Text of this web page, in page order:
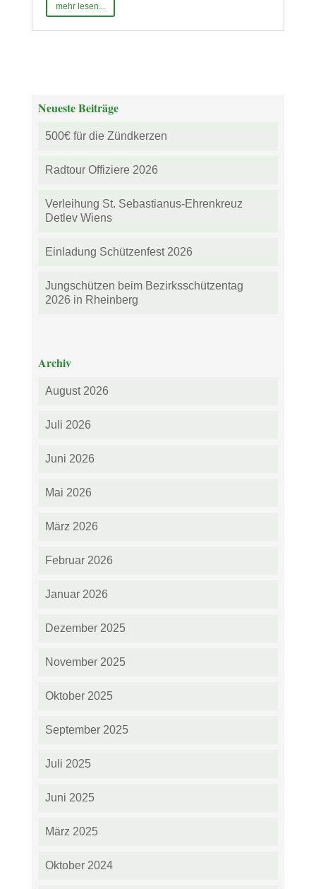
mehr lesen...
Neueste Beiträge
500€ für die Zündkerzen
Radtour Offiziere 2026
Verleihung St. Sebastianus-Ehrenkreuz
Detlev Wiens
Einladung Schützenfest 2026
Jungschützen beim Bezirksschützentag
2026 in Rheinberg
Archiv
August 2026
Juli 2026
Juni 2026
Mai 2026
März 2026
Februar 2026
Januar 2026
Dezember 2025
November 2025
Oktober 2025
September 2025
Juli 2025
Juni 2025
März 2025
Oktober 2024